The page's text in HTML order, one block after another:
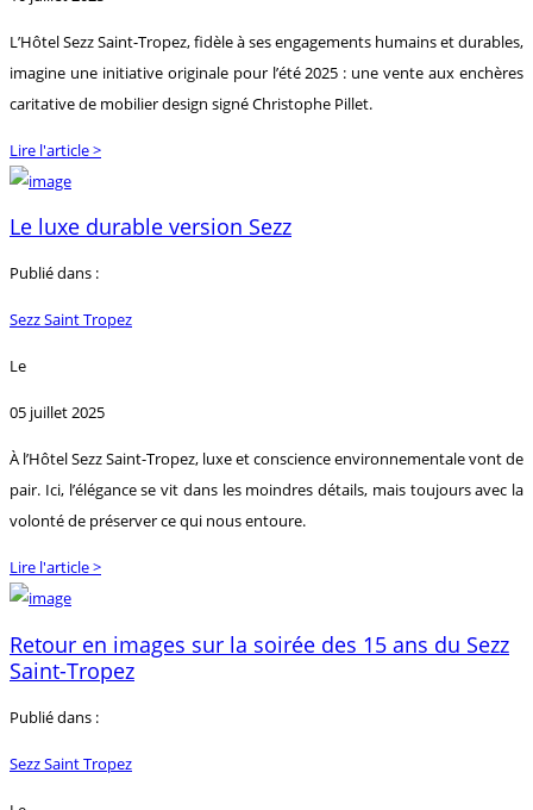
L’Hôtel Sezz Saint-Tropez, fidèle à ses engagements humains et durables,
imagine une initiative originale pour l’été 2025 : une vente aux enchères
caritative de mobilier design signé Christophe Pillet.
Lire l'article >
Le luxe durable version Sezz
Publié dans :
Sezz Saint Tropez
Le
05 juillet 2025
À l’Hôtel Sezz Saint-Tropez, luxe et conscience environnementale vont de
pair. Ici, l’élégance se vit dans les moindres détails, mais toujours avec la
volonté de préserver ce qui nous entoure.
Lire l'article >
Retour en images sur la soirée des 15 ans du Sezz
Saint-Tropez
Publié dans :
Sezz Saint Tropez